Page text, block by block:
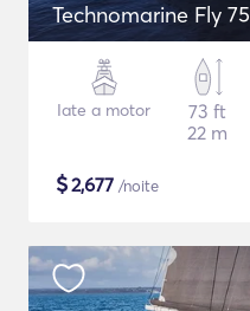
Technomarine Fly 75
Iate a motor
73 ft
22 m
$2,677 /noite